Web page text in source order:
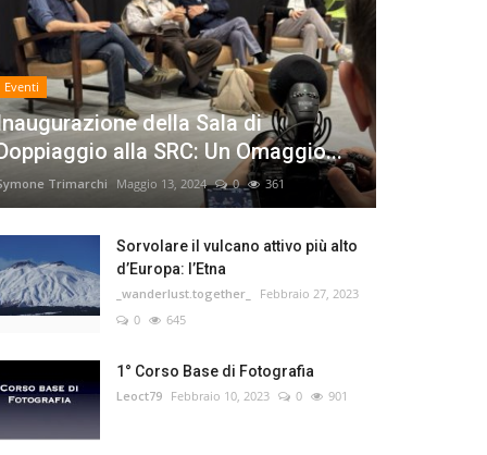
Eventi
della Sala di
alla SRC: Un Omaggio...
Trimarchi Maggio 13, 2024 0 361
Sorvolare il vulcano attivo più alto
d’Europa: l’Etna
_wanderlust.together_
Febbraio 27, 2023
0
645
1° Corso Base di Fotografia
Leoct79 Febbraio 10, 2023 0 901